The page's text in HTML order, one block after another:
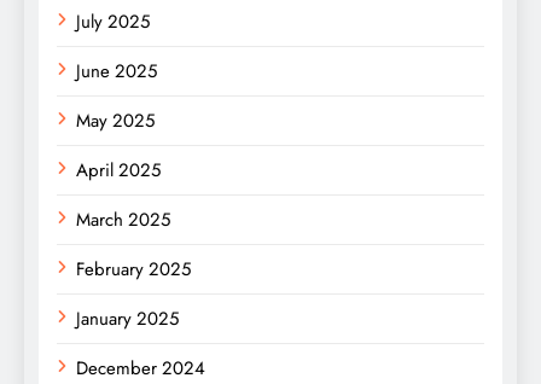
July 2025
June 2025
May 2025
April 2025
March 2025
February 2025
January 2025
December 2024